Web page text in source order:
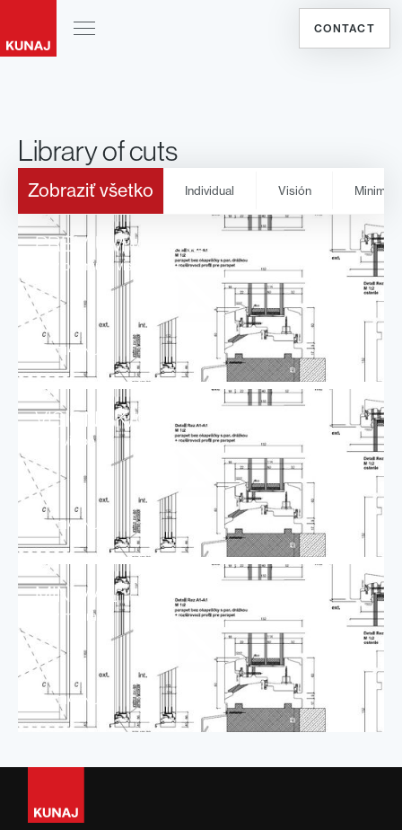
CONTACT
Library of cuts
Zobraziť všetko Individual Visión Minimal
PREMIUM VISION2
rezy premium vision2
STIAHNUŤ
VISION SK/CZ
rezy vision
STIAHNUŤ
MINIMAL
rezy minimal
STIAHNUŤ